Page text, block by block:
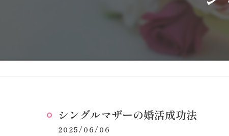
婚活イベント開
シングルマザーの婚活成功法
2025/06/06